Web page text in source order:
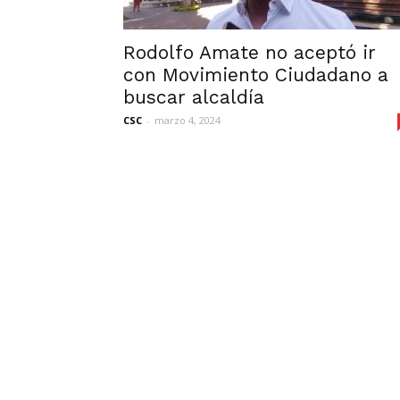
Rodolfo Amate no aceptó ir
con Movimiento Ciudadano a
buscar alcaldía
CSC - marzo 4, 2024